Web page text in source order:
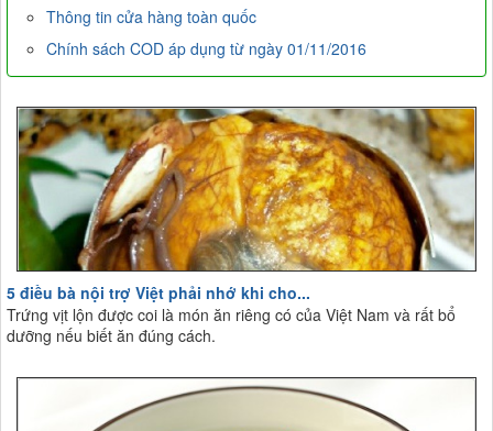
Thông tin cửa hàng toàn quốc
Chính sách COD áp dụng từ ngày 01/11/2016
5 điều bà nội trợ Việt phải nhớ khi cho...
Trứng vịt lộn được coi là món ăn riêng có của Việt Nam và rất bổ
dưỡng nếu biết ăn đúng cách.